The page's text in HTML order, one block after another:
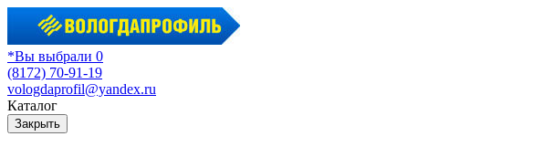
*Вы выбрали 0
(8172) 70-91-19
vologdaprofil@yandex.ru
Каталог
Закрыть